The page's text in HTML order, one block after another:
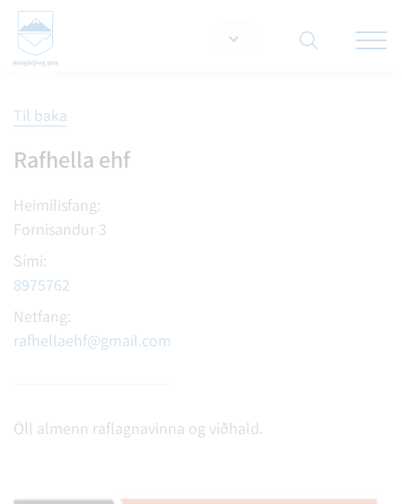
Til baka
Rafhella ehf
Heimilisfang:
Fornisandur 3
Sími:
8975762
Netfang:
rafhellaehf@gmail.com
Öll almenn raflagnavinna og viðhald.
Leita á vef